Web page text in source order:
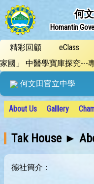
何
Homantin
精彩回顧 eClass
家國」 中醫學寶庫探究---
何文田官立中學
About Us Galllery
Tak House ►
德社簡介：